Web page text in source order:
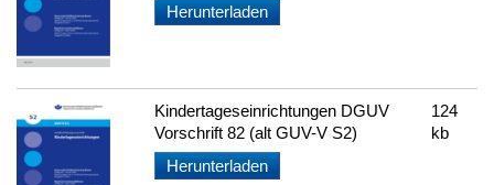
Herunterladen
Kindertageseinrichtungen DGUV
Vorschrift 82 (alt GUV-V S2)
Herunterladen
124
kb